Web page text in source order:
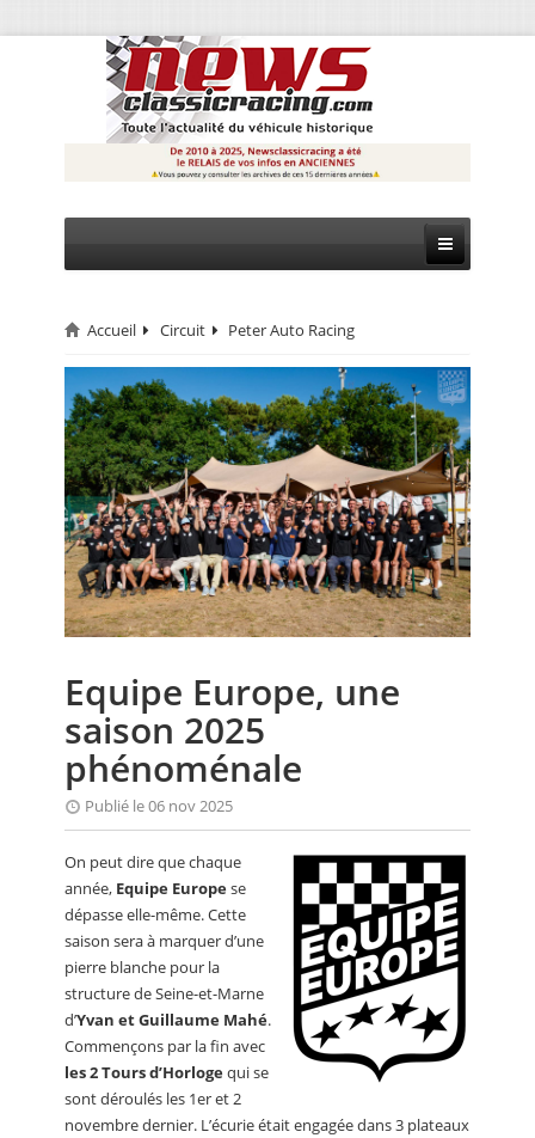
CIRCUIT
RALLYE
MONTAGNE
EVÈNEMENTS
CALENDRIER
FOCUS
ANNUAIRES
PETITES ANNONCES
Accueil Circuit Peter Auto Racing
Equipe Europe, une
saison 2025
phénoménale
Publié le 06 nov 2025
On peut dire que chaque
année, Equipe Europese
dépasse elle-même. Cette
saison sera à marquer d’une
pierre blanche pour la
structure de Seine-et-Marne
d’Yvan et Guillaume Mahé.
Commençons par la fin avec
les 2 Tours d’Horlogequi se
sont déroulés les 1er et 2
novembre dernier. L’écurie était engagée dans 3 plateaux